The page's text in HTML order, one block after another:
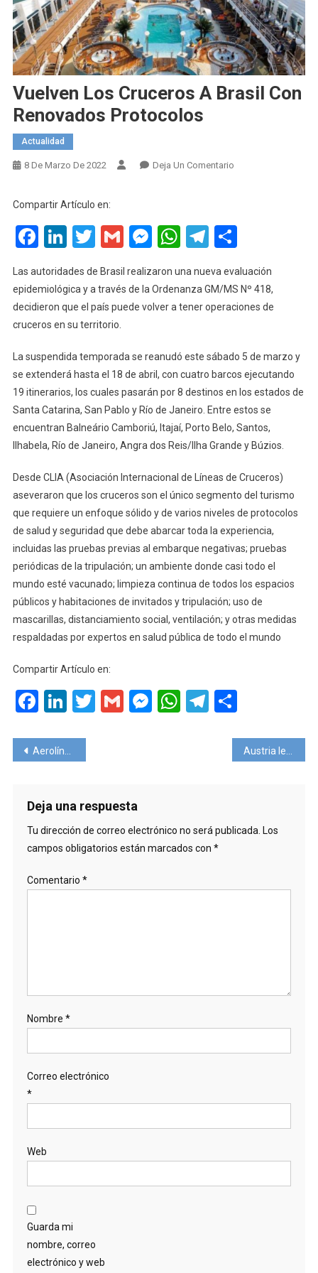
Vuelven Los Cruceros A Brasil Con
Renovados Protocolos
Actualidad
8 De Marzo De 2022 Deja Un ComentarioEn
A
Brasil
Protocolos
Compartir Artículo en:
Facebook
LinkedIn
Twitter
GmailMessenger
WhatsApp
Telegram
Las autoridades de Brasil realizaron una nueva evaluación
epidemiológica y a través de la Ordenanza GM/MS Nº 418,
decidieron que el país puede volver a tener operaciones de
cruceros en su territorio.
La suspendida temporada se reanudó este sábado 5 de marzo y
se extenderá hasta el 18 de abril, con cuatro barcos ejecutando
19 itinerarios, los cuales pasarán por 8 destinos en los estados de
Santa Catarina, San Pablo y Río de Janeiro. Entre estos se
encuentran Balneário Camboriú, Itajaí, Porto Belo, Santos,
Ilhabela, Río de Janeiro, Angra dos Reis/Ilha Grande y Búzios.
Desde CLIA (Asociación Internacional de Líneas de Cruceros)
aseveraron que los cruceros son el único segmento del turismo
que requiere un enfoque sólido y de varios niveles de protocolos
de salud y seguridad que debe abarcar toda la experiencia,
incluidas las pruebas previas al embarque negativas; pruebas
periódicas de la tripulación; un ambiente donde casi todo el
mundo esté vacunado; limpieza continua de todos los espacios
públicos y habitaciones de invitados y tripulación; uso de
mascarillas, distanciamiento social, ventilación; y otras medidas
respaldadas por expertos en salud pública de todo el mundo
Compartir Artículo en:
Facebook
LinkedIn
Twitter
GmailMessenger
WhatsApp
Telegram
Navegación
entradas
Aerolíneas Argentinas llegó a niveles pre-pandemia en carnaval Austria levantará todas las restricciones COVID-19
Deja una respuesta
Tu dirección de correo electrónico no será publicada. Los
campos obligatorios están marcados con *
Comentario *
Nombre *
Correo electrónico
*
Web
Guarda mi
nombre, correo
electrónico y web